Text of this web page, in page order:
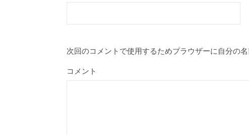
次回のコメントで使用するためブラウザーに自分の
コメント